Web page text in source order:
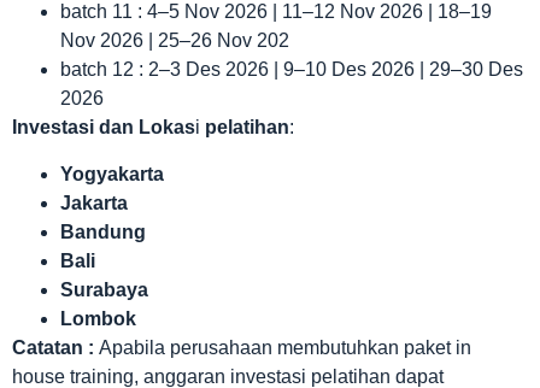
batch 11 : 4–5 Nov 2026 | 11–12 Nov 2026 | 18–19
Nov 2026 | 25–26 Nov 202
batch 12 : 2–3 Des 2026 | 9–10 Des 2026 | 29–30 Des
2026
Investasi dan Lokasi pelatihan:
Yogyakarta
Jakarta
Bandung
Bali
Surabaya
Lombok
Catatan : Apabila perusahaan membutuhkan paket in
house training, anggaran investasi pelatihan dapat